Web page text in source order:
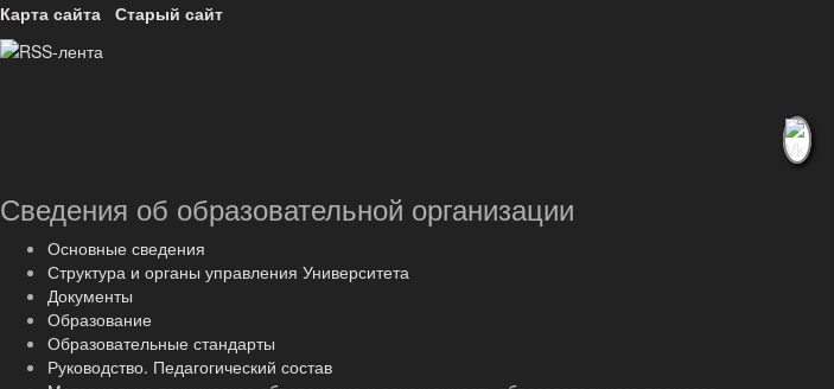
Карта сайта Старый сайт
Сведения об образовательной организации
Основные сведения
Структура и органы управления Университета
Документы
Образование
Образовательные стандарты
Руководство. Педагогический состав